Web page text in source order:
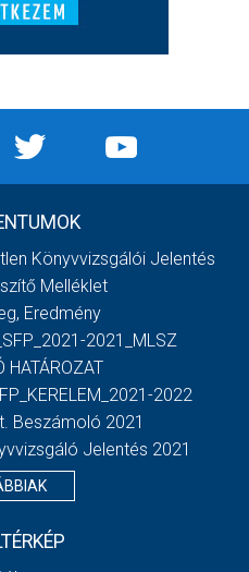
Könyvvizsgálói Jelentés
Melléklet
Eredmény
2021_MLSZ
HATÁROZAT
2022
Beszámoló 2021
Jelentés 2021